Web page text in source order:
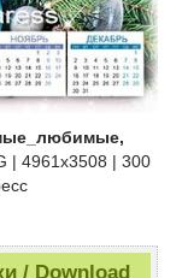
| 4961x3508 | 300
/ Download